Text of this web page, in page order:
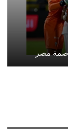
مصر